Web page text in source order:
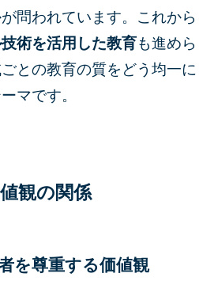
問われています。これから
術を活用した教育も進めら
との教育の質をどう均一に
マです。
観の関係
を尊重する価値観